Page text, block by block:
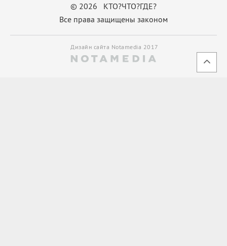
© 2026 КТО?ЧТО?ГДЕ?
Все права защищены законом
Дизайн сайта Notamedia 2017